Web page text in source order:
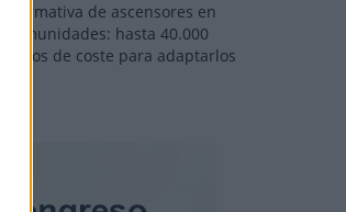
Normativa de ascensores en
comunidades: hasta 40.000
euros de coste para adaptarlos